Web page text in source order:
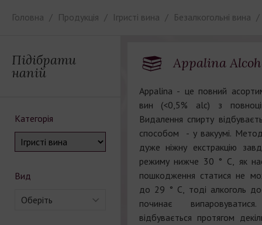
Головна Продукція Ігристі вина Безалкогольні вина
Підібрати
напій
Категорія
Вид
Оберіть
Appalina
Appalina - це повний
вин (<0,5% alc) з
Видалення спирту
способом - у вакуумі.
дуже ніжну екстракцію
режиму нижче 30 ° С, як
пошкодження статися не
до 29 ° С, тоді алкоголь
починає
відбувається протягом